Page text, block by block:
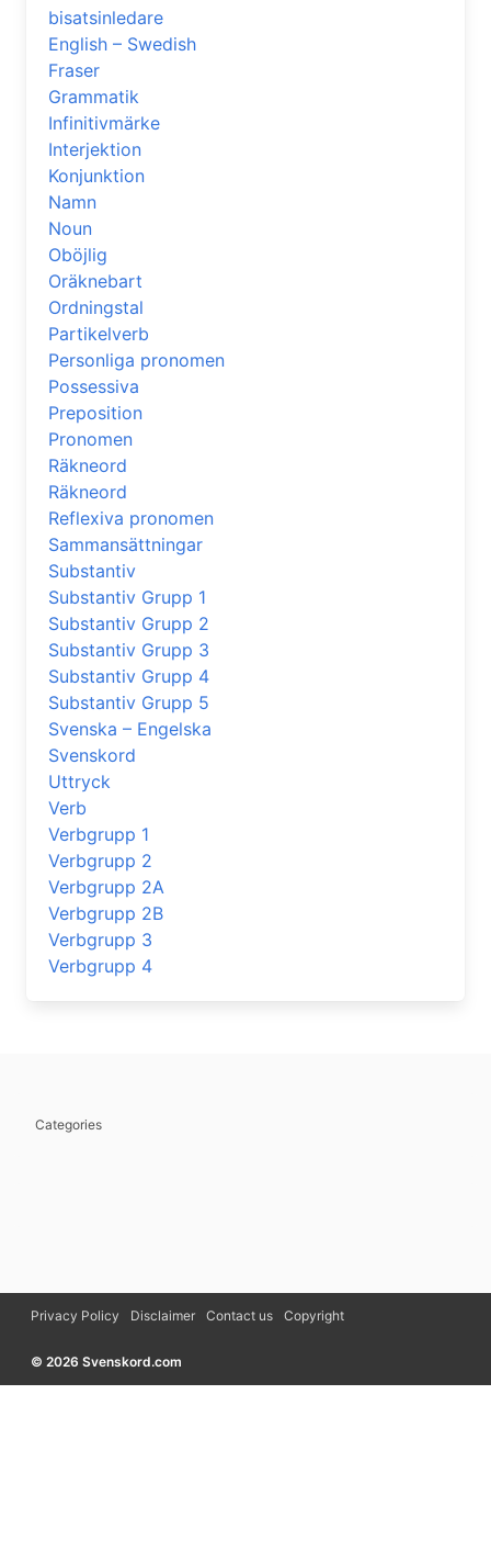
bisatsinledare
English – Swedish
Fraser
Grammatik
Infinitivmärke
Interjektion
Konjunktion
Namn
Noun
Oböjlig
Oräknebart
Ordningstal
Partikelverb
Personliga pronomen
Possessiva
Preposition
Pronomen
Räkneord
Räkneord
Reflexiva pronomen
Sammansättningar
Substantiv
Substantiv Grupp 1
Substantiv Grupp 2
Substantiv Grupp 3
Substantiv Grupp 4
Substantiv Grupp 5
Svenska – Engelska
Svenskord
Uttryck
Verb
Verbgrupp 1
Verbgrupp 2
Verbgrupp 2A
Verbgrupp 2B
Verbgrupp 3
Verbgrupp 4
Categories
Privacy Policy Disclaimer Contact us Copyright
© 2026 Svenskord.com